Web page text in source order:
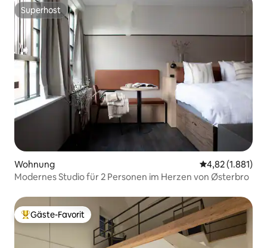
Superhost
Superhost
Wohnung
4,82 (1.881)
Modernes Studio für 2 Personen im Herzen von Østerbro
Beliebter Gäste-Favorit.
Gäste-Favorit